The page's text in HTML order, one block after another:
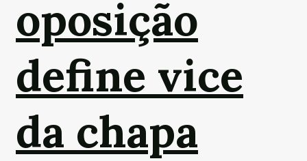
oposição
define vice
da chapa